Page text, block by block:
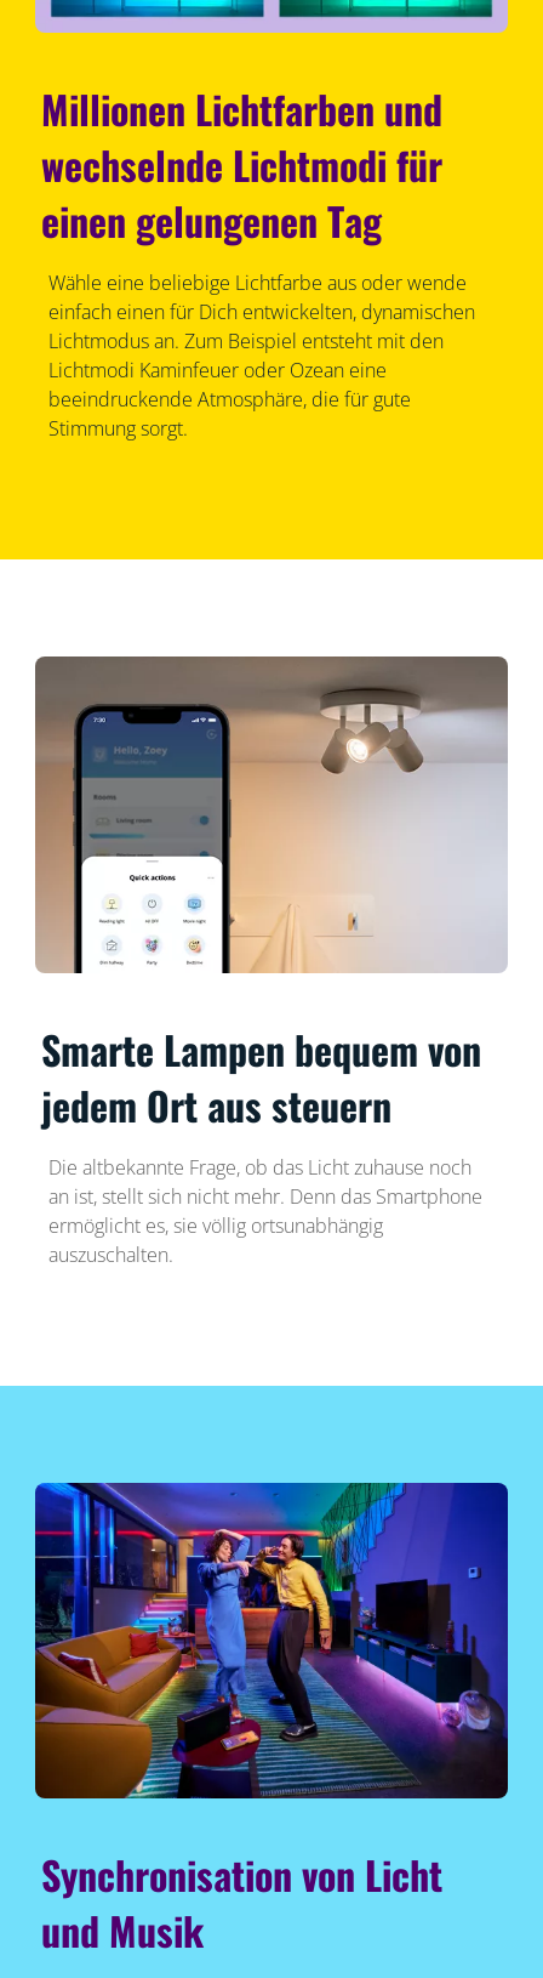
Millionen Lichtfarben und
wechselnde Lichtmodi für
einen gelungenen Tag
Wähle eine beliebige Lichtfarbe aus oder wende
einfach einen für Dich entwickelten, dynamischen
Lichtmodus an. Zum Beispiel entsteht mit den
Lichtmodi Kaminfeuer oder Ozean eine
beeindruckende Atmosphäre, die für gute
Stimmung sorgt.
Smarte Lampen bequem von
jedem Ort aus steuern
Die altbekannte Frage, ob das Licht zuhause noch
an ist, stellt sich nicht mehr. Denn das Smartphone
ermöglicht es, sie völlig ortsunabhängig
auszuschalten.
Synchronisation von Licht
und Musik